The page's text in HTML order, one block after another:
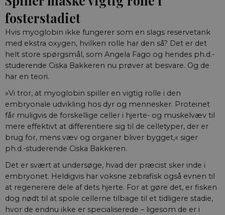
fosterstadiet
Hvis myoglobin ikke fungerer som en slags reservetank
med ekstra oxygen, hvilken rolle har den så? Det er det
helt store spørgsmål, som Angela Fago og hendes ph.d.-
studerende Ciska Bakkeren nu prøver at besvare. Og de
har en teori.
»Vi tror, at myoglobin spiller en vigtig rolle i den
embryonale udvikling hos dyr og mennesker. Proteinet
får muligvis de forskellige celler i hjerte- og muskelvæv til
mere effektivt at differentiere sig til de celletyper, der er
brug for, mens væv og organer bliver bygget,« siger
ph.d.-studerende Ciska Bakkeren.
Det er svært at undersøge, hvad der præcist sker inde i
embryonet. Heldigvis har voksne zebrafisk også evnen til
at regenerere dele af dets hjerte. For at gøre det, er fisken
dog nødt til at spole cellerne tilbage til et tidligere stadie,
hvor de endnu ikke er specialiserede – ligesom de er i